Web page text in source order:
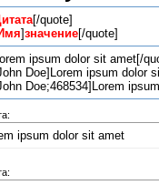
[/quote]
]значение[/quote]
ipsum dolor sit amet[/
Doe]Lorem ipsum dolor
Doe;468534]Lorem
ipsum dolor sit amet